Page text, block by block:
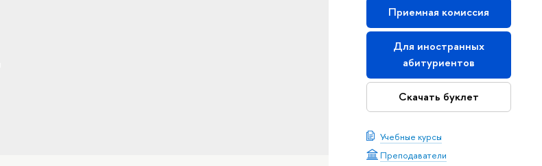
Приемная комиссия
Для иностранных
абитуриентов
Скачать буклет
Учебные курсы
Преподаватели